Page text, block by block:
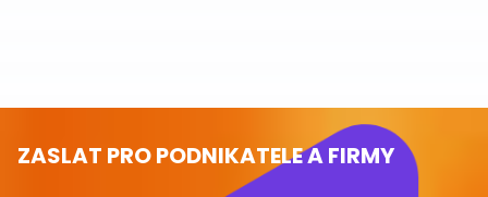
ZASLAT PRO PODNIKATELE A FIRMY